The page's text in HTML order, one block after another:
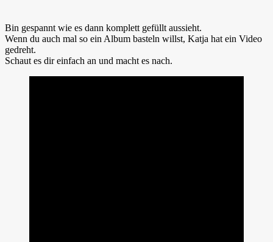
Bin gespannt wie es dann komplett gefüllt aussieht.
Wenn du auch mal so ein Album basteln willst, Katja hat ein Video
gedreht.
Schaut es dir einfach an und macht es nach.